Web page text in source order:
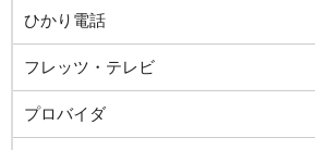
ひかり電話
フレッツ・テレビ
プロバイダ